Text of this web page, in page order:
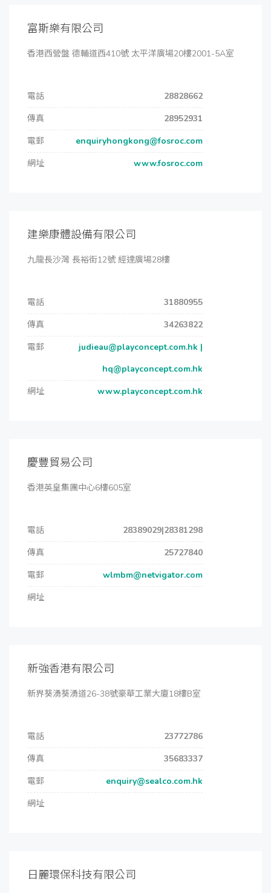
富斯樂有限公司
香港西營盤 德輔道西410號 太平洋廣場20樓2001-5A室
電話
28828662
傳真
28952931
電郵
enquiryhongkong@fosroc.com
網址
www.fosroc.com
建樂康體設備有限公司
九龍長沙灣 長裕街12號 經達廣場28樓
電話
31880955
傳真
34263822
電郵
judieau@playconcept.com.hk |
hq@playconcept.com.hk
網址
www.playconcept.com.hk
慶豐貿易公司
香港英皇集團中心6樓605室
電話
28389029|28381298
傳真
25727840
電郵
wlmbm@netvigator.com
網址
新強香港有限公司
新界葵湧葵湧道26-38號豪華工業大廈18樓B室
電話
23772786
傳真
35683337
電郵
enquiry@sealco.com.hk
網址
日麗環保科技有限公司